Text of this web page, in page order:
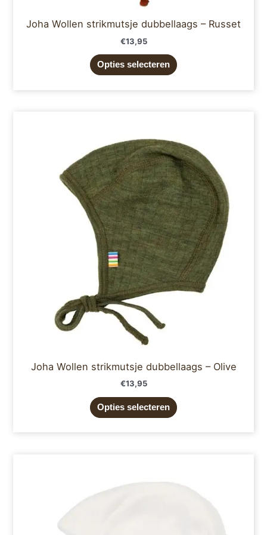
Joha Wollen strikmutsje dubbellaags – Russet
€13,95
Opties selecteren
Joha Wollen strikmutsje dubbellaags – Olive
€13,95
Opties selecteren
heeft
meerdere
variaties.
Deze
optie
kan
gekozen
worden
op
de
productpagina
heeft
meerdere